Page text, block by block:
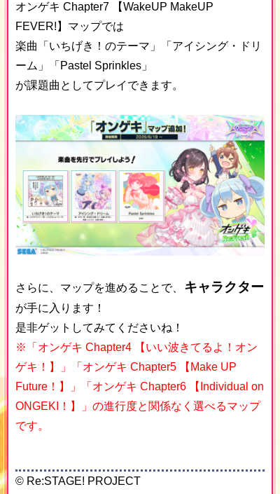
オンゲキ Chapter7 【WakeUP MakeUP
FEVER!】マップでは
楽曲「いちげき！のテーマ」「アイシング・ドリ
ーム」「Pastel Sprinkles」
が課題曲としてプレイできます。
さらに、マップを進めることで、 キャラクター
が手に入ります！
是非ゲットしてみてくださいね！
※「オンゲキ Chapter4 【いい波きてるよ！オン
ゲキ！】」「オンゲキ Chapter5 【Make UP
Future！】」「 オンゲキ Chapter6 【Individual on
ONGEKI！】
」の進行度と関係なく選べるマップ
です。
© Re:STAGE! PROJECT